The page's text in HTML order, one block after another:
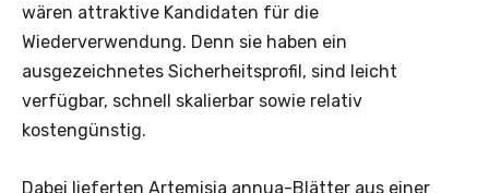
wären attraktive Kandidaten für die
Wiederverwendung. Denn sie haben ein
ausgezeichnetes Sicherheitsprofil, sind leicht
verfügbar, schnell skalierbar sowie relativ
kostengünstig.
Dabei lieferten Artemisia annua-Blätter aus einer